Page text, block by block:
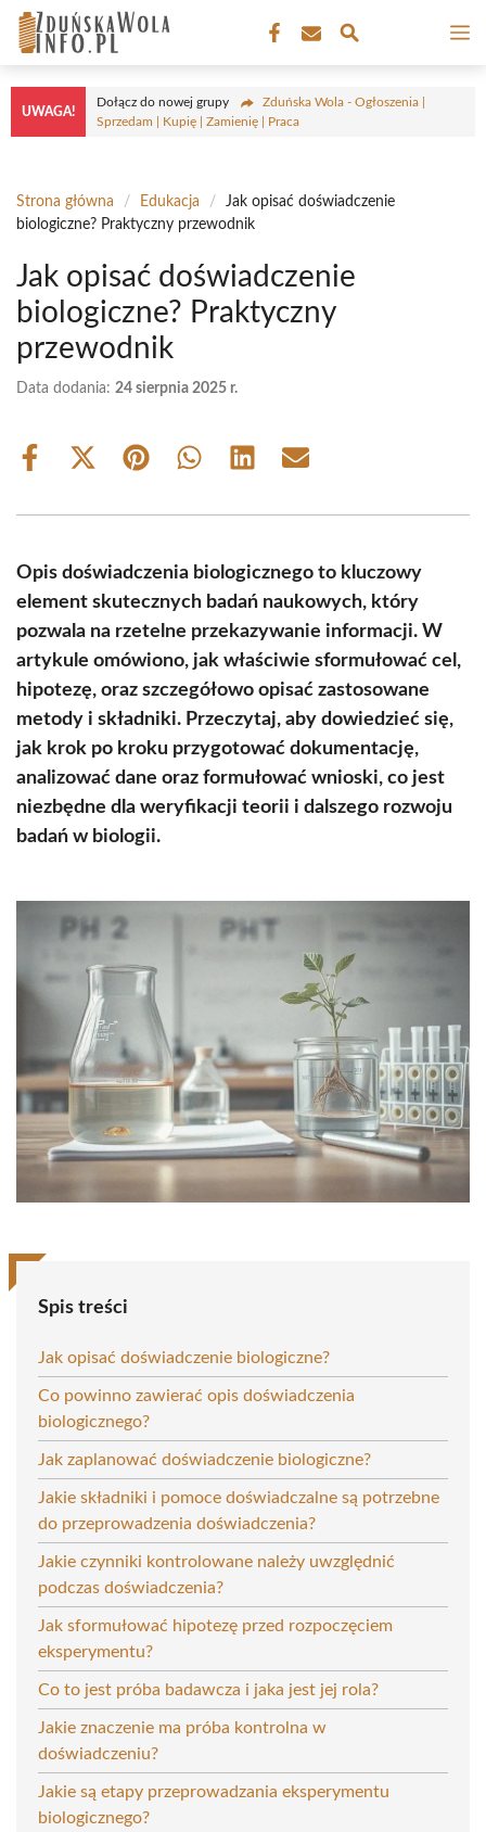
Przejdź
treści
UWAGA!
Dołącz do nowej grupy
Zduńska Wola - Ogłoszenia |
Sprzedam | Kupię | Zamienię | Praca
Strona główna / Edukacja /
Jak opisać doświadczenie
biologiczne? Praktyczny przewodnik
Jak opisać doświadczenie
biologiczne? Praktyczny
przewodnik
Data dodania: 24 sierpnia 2025 r.
Share
Share
(Twitter)
Share Share Share Share
Opis doświadczenia biologicznego to kluczowy
element skutecznych badań naukowych, który
pozwala na rzetelne przekazywanie informacji. W
artykule omówiono, jak właściwie sformułować cel,
hipotezę, oraz szczegółowo opisać zastosowane
metody i składniki. Przeczytaj, aby dowiedzieć się,
jak krok po kroku przygotować dokumentację,
analizować dane oraz formułować wnioski, co jest
niezbędne dla weryfikacji teorii i dalszego rozwoju
badań w biologii.
Spis treści
Jak opisać doświadczenie biologiczne?
Co powinno zawierać opis doświadczenia
biologicznego?
Jak zaplanować doświadczenie biologiczne?
Jakie składniki i pomoce doświadczalne są potrzebne
do przeprowadzenia doświadczenia?
Jakie czynniki kontrolowane należy uwzględnić
podczas doświadczenia?
Jak sformułować hipotezę przed rozpoczęciem
eksperymentu?
Co to jest próba badawcza i jaka jest jej rola?
Jakie znaczenie ma próba kontrolna w
doświadczeniu?
Jakie są etapy przeprowadzania eksperymentu
biologicznego?